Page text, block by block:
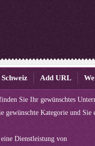
Add URL
Sie Ihr gewünschtes
gewünschte Kategorie und
Dienstleistung von